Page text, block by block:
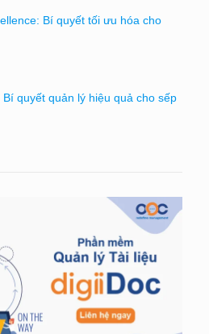
Bí quyết tối ưu hóa cho
quyết quản lý hiệu quả cho sếp